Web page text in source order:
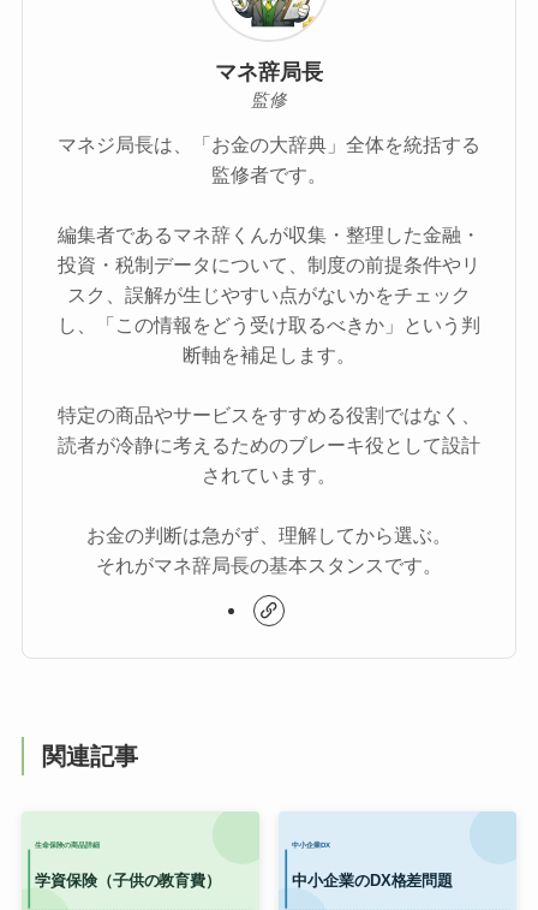
マネ辞局長
監修
マネジ局長は、「お金の大辞典」全体を統括する
監修者です。
編集者であるマネ辞くんが収集・整理した金融・
投資・税制データについて、制度の前提条件やリ
スク、誤解が生じやすい点がないかをチェック
し、「この情報をどう受け取るべきか」という判
断軸を補足します。
特定の商品やサービスをすすめる役割ではなく、
読者が冷静に考えるためのブレーキ役として設計
されています。
お金の判断は急がず、理解してから選ぶ。
それがマネ辞局長の基本スタンスです。
関連記事